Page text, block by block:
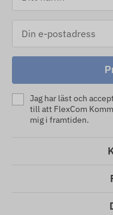
Jag har läst och
till att FlexCom
mig i framtiden.